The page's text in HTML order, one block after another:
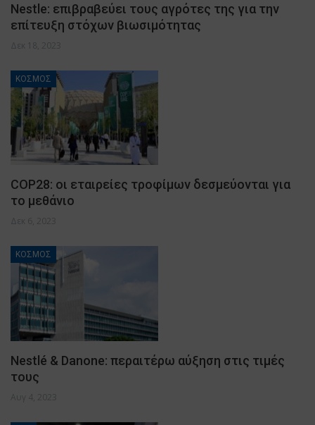
Nestle: επιβραβεύει τους αγρότες της για την
επίτευξη στόχων βιωσιμότητας
Δεκ 18, 2023
ΚΟΣΜΟΣ
COP28: οι εταιρείες τροφίμων δεσμεύονται για
το μεθάνιο
Δεκ 6, 2023
ΚΟΣΜΟΣ
Nestlé & Danone: περαιτέρω αύξηση στις τιμές
τους
Αυγ 4, 2023